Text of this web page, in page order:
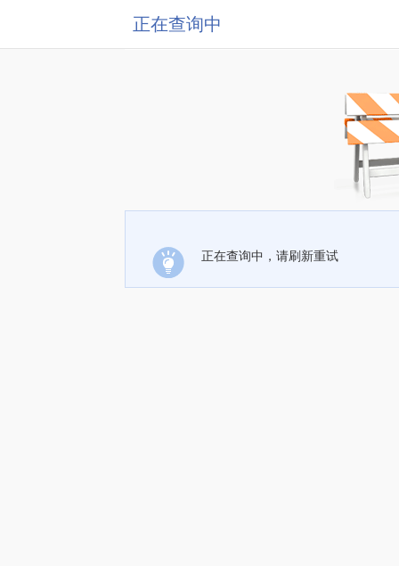
正在查询中
正在查询中，请刷新重试